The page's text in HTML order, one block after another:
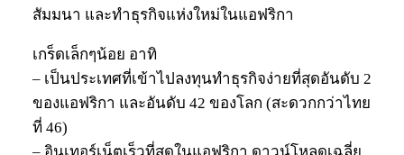
สัมมนา และทำธุรกิจแห่งใหม่ในแอฟริกา
เกร็ดเล็กๆน้อย อาทิ
– เป็นประเทศที่เข้าไปลงทุนทำธุรกิจง่ายที่สุดอันดับ 2
ของแอฟริกา และอันดับ 42 ของโลก (สะดวกกว่าไทย
ที่ 46)
– อินเทอร์เน็ตเร็วที่สุดในแอฟริกา ดาวน์โหลดเฉลี่ย